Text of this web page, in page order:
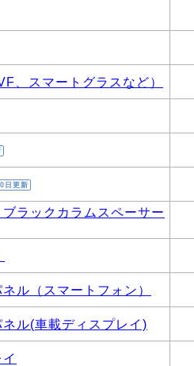
、スマートグラスなど）
日更新
ラックカラムスペーサー
ル（スマートフォン）
ル(車載ディスプレイ)